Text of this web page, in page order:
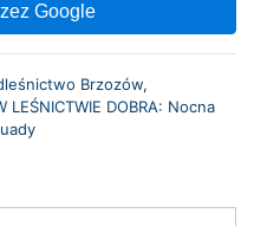
Google
Brzozów,
LEŚNICTWIE DOBRA: Nocna